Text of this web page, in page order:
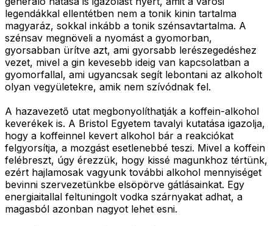
legendákkal ellentétben nem a tonik kinin tartalma
magyaráz, sokkal inkább a tonik szénsavtartalma. A
szénsav megnöveli a nyomást a gyomorban,
gyorsabban ürítve azt, ami gyorsabb lerészegedéshez
vezet, mivel a gin kevesebb ideig van kapcsolatban a
gyomorfallal, ami ugyancsak segít lebontani az alkoholt
olyan vegyületekre, amik nem szívódnak fel.
A hazavezető utat megbonyolíthatják a koffein-alkohol
keverékek is. A Bristol Egyetem tavalyi kutatása igazolja,
hogy a koffeinnel kevert alkohol bár a reakciókat
felgyorsítja, a mozgást esetlenebbé teszi. Mivel a koffein
felébreszt, úgy érezzük, hogy kissé magunkhoz tértünk,
ezért hajlamosak vagyunk további alkohol mennyiséget
bevinni szervezetünkbe elsöpörve gátlásainkat. Egy
energiaitallal feltuningolt vodka szárnyakat adhat, a
magasból azonban nagyot lehet esni.